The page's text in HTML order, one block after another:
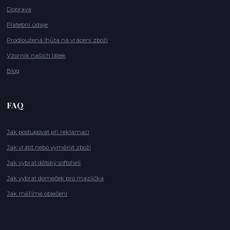
Doprava
Platební údaje
Prodloužená lhůta na vrácení zboží
Vzorník našich látek
Blog
FAQ
Jak postupovat při reklamaci
Jak vrátit nebo vyměnit zboží
Jak vybrat dětský softshell
Jak vybrat domeček pro mazlíčka
Jak měříme oblečení